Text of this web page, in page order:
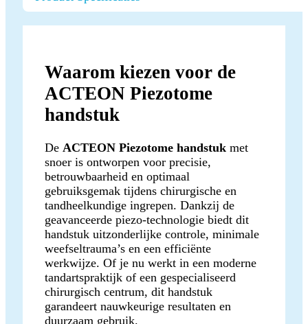
Waarom kiezen voor de
ACTEON Piezotome
handstuk
De ACTEON Piezotome handstuk met
snoer is ontworpen voor precisie,
betrouwbaarheid en optimaal
gebruiksgemak tijdens chirurgische en
tandheelkundige ingrepen. Dankzij de
geavanceerde piezo-technologie biedt dit
handstuk uitzonderlijke controle, minimale
weefseltrauma’s en een efficiënte
werkwijze. Of je nu werkt in een moderne
tandartspraktijk of een gespecialiseerd
chirurgisch centrum, dit handstuk
garandeert nauwkeurige resultaten en
duurzaam gebruik.